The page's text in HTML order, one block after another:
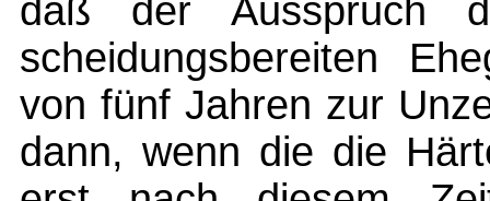
daß der Ausspruch
scheidungsbereiten
von fünf Jahren zur
dann, wenn die die